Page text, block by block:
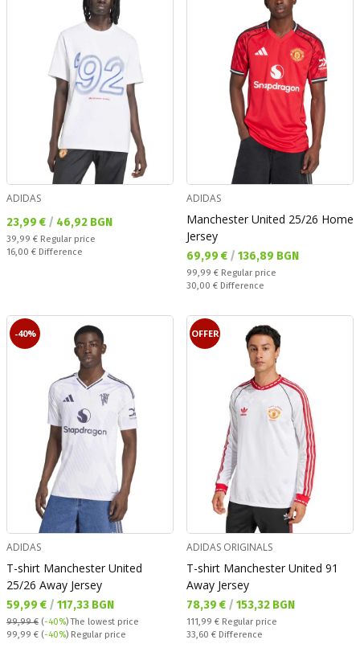
ADIDAS
Текуща цена:
23,99 € / 46,92 BGN
Regular price:
39,99 € Regular price
Спестявате:
16,00 € Difference
ADIDAS
Manchester United 25/26 Home
Jersey
Текуща цена:
69,99 € / 136,89 BGN
Regular price:
99,99 € Regular price
Спестявате:
30,00 € Difference
-40%
ADIDAS
T-shirt Manchester United
25/26 Away Jersey
Текуща цена:
59,99 € / 117,33 BGN
99,99 € (-40%)The lowest price
Regular price:
99,99 € (-40%) Regular price
OFFER
ADIDAS ORIGINALS
T-shirt Manchester United 91
Away Jersey
Текуща цена:
78,39 € / 153,32 BGN
Regular price:
111,99 € Regular price
Спестявате:
33,60 € Difference